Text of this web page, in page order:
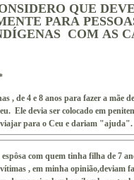
QUE
PARA
COM AS
, de 4 e 8 anos para fazer a mãe
Ele devia ser colocado em
viajar para o Ceu e dariam "ajuda".
espôsa com quem tinha filha de 7
, em minha opinião,deviam